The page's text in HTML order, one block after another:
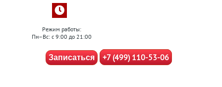
Режим работы:
Пн–Вс: с 9:00 до 21:00
Записаться +7 (499) 110-53-06